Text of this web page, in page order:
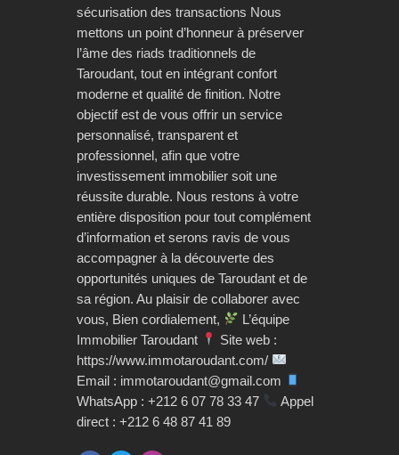
sécurisation des transactions Nous
mettons un point d’honneur à préserver
l’âme des riads traditionnels de
Taroudant, tout en intégrant confort
moderne et qualité de finition. Notre
objectif est de vous offrir un service
personnalisé, transparent et
professionnel, afin que votre
investissement immobilier soit une
réussite durable. Nous restons à votre
entière disposition pour tout complément
d’information et serons ravis de vous
accompagner à la découverte des
opportunités uniques de Taroudant et de
sa région. Au plaisir de collaborer avec
vous, Bien cordialement,
L’équipe
Immobilier Taroudant
Site web :
https://www.immotaroudant.com/
Email : immotaroudant@gmail.com
WhatsApp : +212 6 07 78 33 47
Appel
direct : +212 6 48 87 41 89